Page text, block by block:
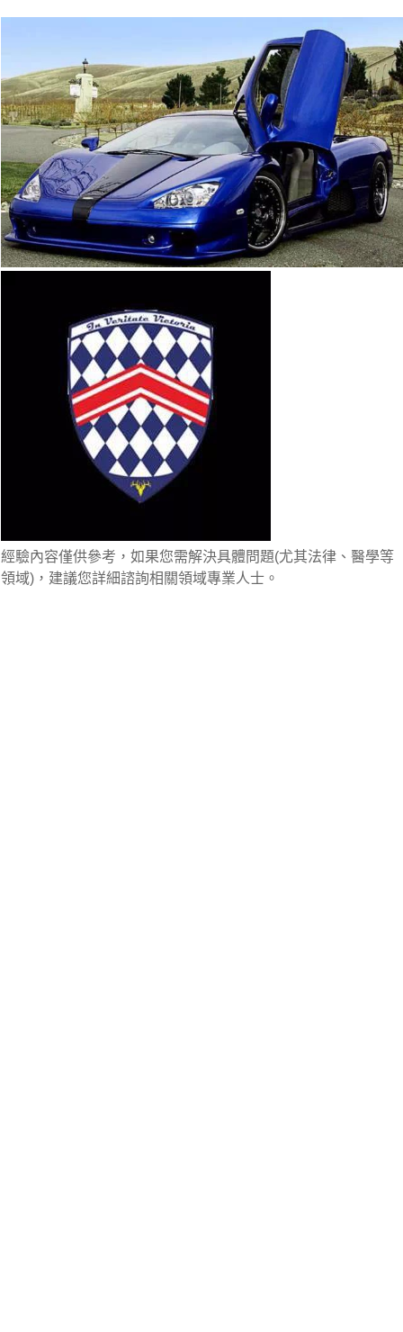
經驗內容僅供參考，如果您需解決具體問題(尤其法律、醫學等
領域)，建議您詳細諮詢相關領域專業人士。